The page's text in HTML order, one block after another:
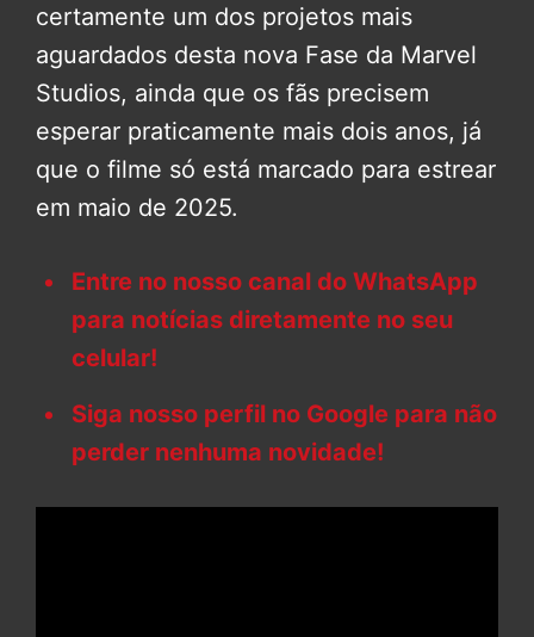
certamente um dos projetos mais
aguardados desta nova Fase da Marvel
Studios, ainda que os fãs precisem
esperar praticamente mais dois anos, já
que o filme só está marcado para estrear
em maio de 2025.
Entre no nosso canal do WhatsApp
para notícias diretamente no seu
celular!
Siga nosso perfil no Google para não
perder nenhuma novidade!